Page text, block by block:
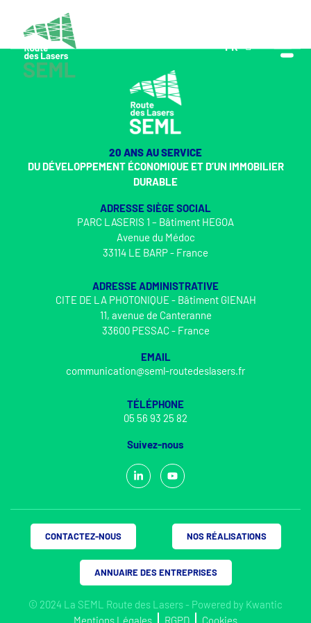
FR
EN
20 ANS AU SERVICE
DU DÉVELOPPEMENT ÉCONOMIQUE ET D’UN IMMOBILIER
DURABLE
ADRESSE SIÈGE SOCIAL
PARC LASERIS 1 – Bâtiment HEGOA
Avenue du Médoc
33114 LE BARP - France
ADRESSE ADMINISTRATIVE
CITE DE LA PHOTONIQUE - Bâtiment GIENAH
11, avenue de Canteranne
33600 PESSAC - France
EMAIL
communication@seml-routedeslasers.fr
TÉLÉPHONE
05 56 93 25 82
Suivez-nous
© 2024 La SEML Route des Lasers - Powered by Kwantic
Mentions Légales
RGPD Cookies
CONTACTEZ-NOUS NOS RÉALISATIONS
ANNUAIRE DES ENTREPRISES